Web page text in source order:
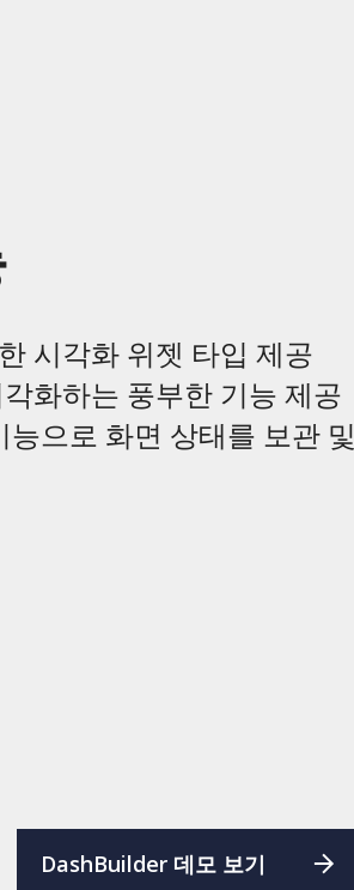
시각화 위젯 타입 제공
화하는 풍부한 기능 제공
능으로 화면 상태를 보관 및
DashBuilder 데모 보기